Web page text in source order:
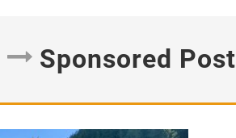
Sponsored Post